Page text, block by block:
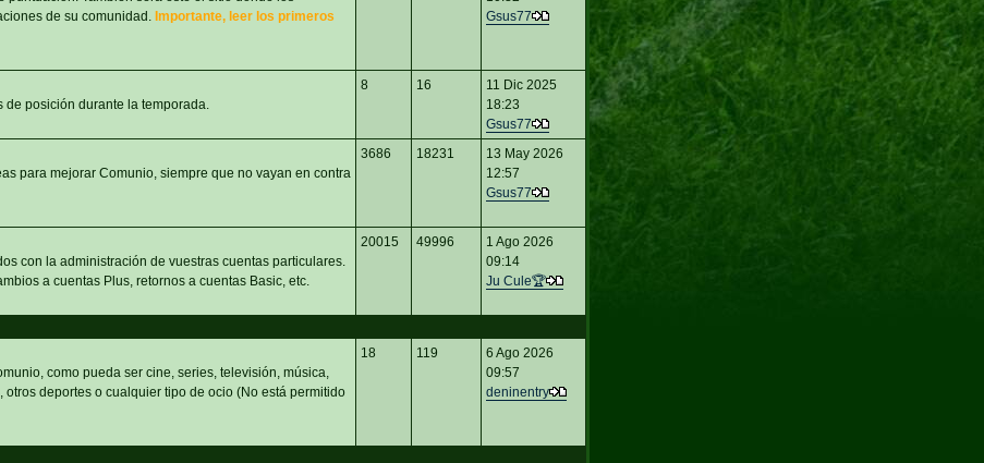
de su comunidad. Importante, leer los primeros
Gsus77
posición durante la temporada.
8 16
11 Dic 2025
18:23
Gsus77
para mejorar Comunio, siempre que no vayan en contra
3686 18231
13 May 2026
12:57
Gsus77
con la administración de vuestras cuentas particulares.
a cuentas Plus, retornos a cuentas Basic, etc.
20015 49996
1 Ago 2026
09:14
Ju Cule🏆
como pueda ser cine, series, televisión, música,
deportes o cualquier tipo de ocio (No está permitido
18 119
6 Ago 2026
09:57
deninentry